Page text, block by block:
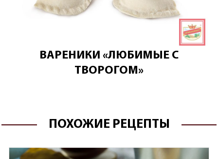
ВАРЕНИКИ «ЛЮБИМЫЕ С
ТВОРОГОМ»
ПОХОЖИЕ РЕЦЕПТЫ